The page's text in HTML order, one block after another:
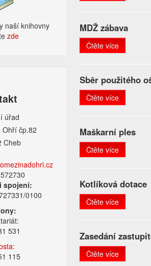
naší knihovny
zde​
úřad
Ohří čp.82
Cheb
spojení:
0100
531
115
MDŽ zábava
Čtěte více
Sběr použitého
Čtěte více
Maškarní ples
Čtěte více
Kotlíková dotace
Čtěte více
Zasedání
Čtěte více